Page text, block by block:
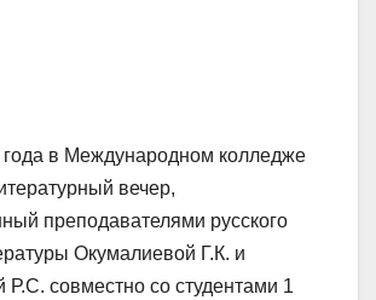
в Международном колледже
вечер,
преподавателями русского
Окумалиевой Г.К. и
Р.С. совместно со студентами 1